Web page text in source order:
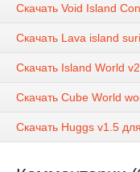
Скачать Void Island
Скачать Lava island
Скачать Island World
Скачать Cube World
Скачать Huggs v1.5